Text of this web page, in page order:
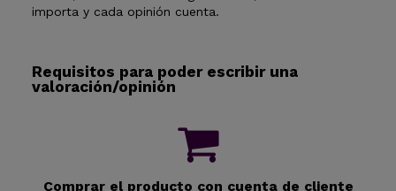
importa y cada opinión cuenta.
Requisitos para poder escribir una
valoración/opinión
Comprar el producto con cuenta de cliente